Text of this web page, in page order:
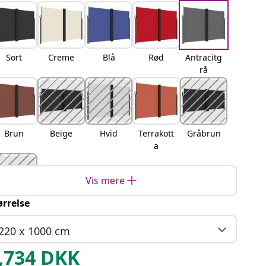
Sort Creme Blå Rød
Antracitg
rå
Brun Beige Hvid
Terrakott
a
Gråbrun
Vis mere
x 1000 cm
DKK